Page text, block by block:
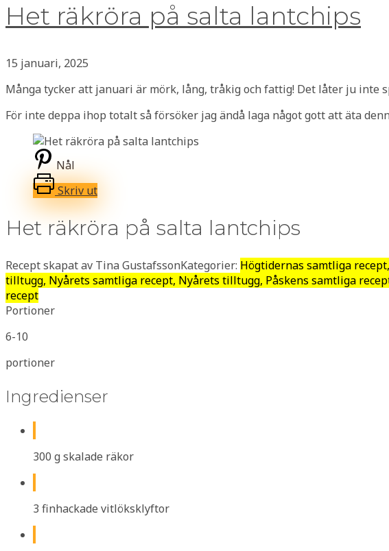
Het räkröra på salta lantchips
15 januari, 2025
Många tycker att januari är mörk, lång, tråkig och fattig! Det låter ju inte
För inte deppa ihop totalt så försöker jag ändå laga något gott att äta
Nål
Skriv ut
Het räkröra på salta lantchips
Recept skapat av Tina GustafssonKategorier: Högtidernas samtliga
tilltugg, Nyårets samtliga recept, Nyårets tilltugg, Påskens samtliga
recept
Portioner
6-10
portioner
Ingredienser
300 g skalade räkor
3 finhackade vitlöksklyftor